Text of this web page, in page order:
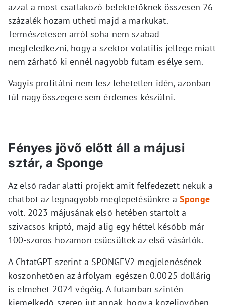
azzal a most csatlakozó befektetőknek összesen 26
százalék hozam ütheti majd a markukat.
Természetesen arról soha nem szabad
megfeledkezni, hogy a szektor volatilis jellege miatt
nem zárható ki ennél nagyobb futam esélye sem.
Vagyis profitálni nem lesz lehetetlen idén, azonban
túl nagy összegere sem érdemes készülni.
Fényes jövő előtt áll a májusi
sztár, a Sponge
Az első radar alatti projekt amit felfedezett nekük a
chatbot az legnagyobb meglepetésünkre a Sponge
volt. 2023 májusának első hetében startolt a
szivacsos kriptó, majd alig egy héttel később már
100-szoros hozamon csücsültek az első vásárlók.
A ChtatGPT szerint a SPONGEV2 megjelenésének
köszönhetően az árfolyam egészen 0.0025 dollárig
is elmehet 2024 végéig. A futamban szintén